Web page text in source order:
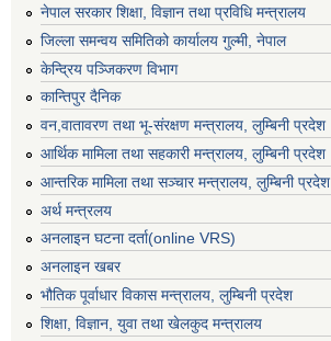
नेपाल सरकार शिक्षा, विज्ञान तथा प्रविधि मन्त्रालय
जिल्ला समन्वय समितिको कार्यालय गुल्मी, नेपाल
केन्द्रिय पञ्जिकरण विभाग
कान्तिपुर दैनिक
वन,वातावरण तथा भू-संरक्षण मन्त्रालय, लुम्बिनी प्रदेश
आर्थिक मामिला तथा सहकारी मन्त्रालय, लुम्बिनी प्रदेश
आन्तरिक मामिला तथा सञ्चार मन्त्रालय, लुम्बिनी प्रदेश
अर्थ मन्त्रलय
अनलाइन घटना दर्ता(online VRS)
अनलाइन खबर
भौतिक पूर्वाधार विकास मन्त्रालय, लुम्बिनी प्रदेश
शिक्षा, विज्ञान, युवा तथा खेलकुद मन्‍‍त्रालय